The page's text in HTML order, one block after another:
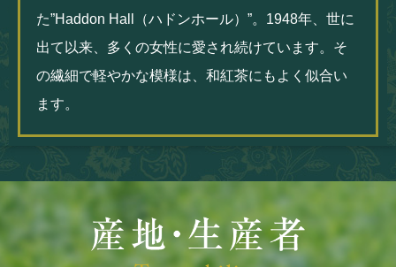
た”Haddon Hall（ハドンホール）”。1948年、世に
出て以来、多くの女性に愛され続けています。そ
の繊細で軽やかな模様は、和紅茶にもよく似合い
ます。